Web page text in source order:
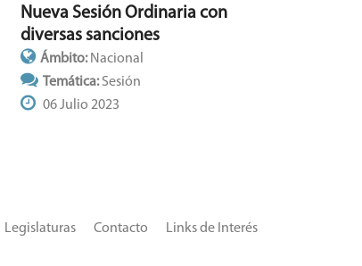
Nueva Sesión Ordinaria con
diversas sanciones
Ámbito: Nacional
Temática:Sesión
06 Julio 2023
Links de Interés
Contacto
Legislaturas